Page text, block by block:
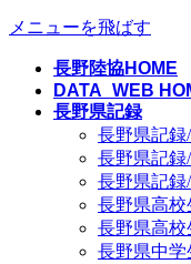
メニューを飛ばす
長野陸協HOME
DATA_WEB
長野県記録
長野県記録
長野県記録
長野県記録
長野県高校
長野県高校
長野県中学